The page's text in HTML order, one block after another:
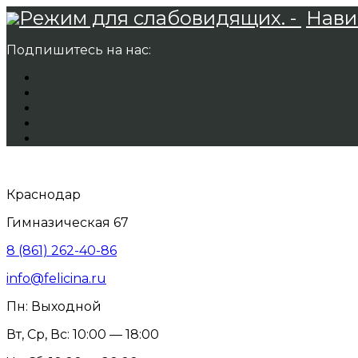
Режим для слабовидящих. -
Подпишитесь на нас:
Краснодар
Гимназическая 67
8 (861) 262-40-86
info@felicina.ru
Пн: Выходной
Вт, Ср, Вс: 10:00 — 18:00